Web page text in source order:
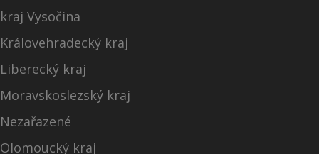
kraj Vysočina
Královehradecký kraj
Liberecký kraj
Moravskoslezský kraj
Nezařazené
Olomoucký kraj